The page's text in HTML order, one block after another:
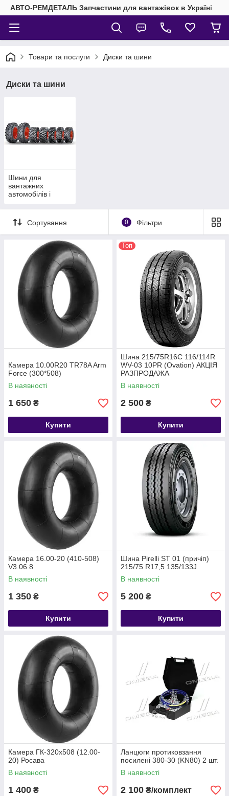
АВТО-РЕМДЕТАЛЬ Запчастини для вантажівок в Україні
Товари та послуги Диски та шини
Диски та шини
Шини для
вантажних
автомобілів і
Сортування 0 Фільтри
Камера 10.00R20 TR78A Arm
Force (300*508)
В наявності
1 650 ₴
Купити
Топ
Шина 215/75R16C 116/114R
WV-03 10PR (Ovation) АКЦІЯ
РАЗПРОДАЖА
В наявності
2 500 ₴
Купити
Камера 16.00-20 (410-508)
V3.06.8
В наявності
1 350 ₴
Купити
Шина Pirelli ST 01 (причіп)
215/75 R17,5 135/133J
В наявності
5 200 ₴
Купити
Камера ГК-320х508 (12.00-
20) Росава
В наявності
1 400 ₴
Ланцюги протиковзання
посилені 380-30 (KN80) 2 шт.
В наявності
2 100 ₴/комплект